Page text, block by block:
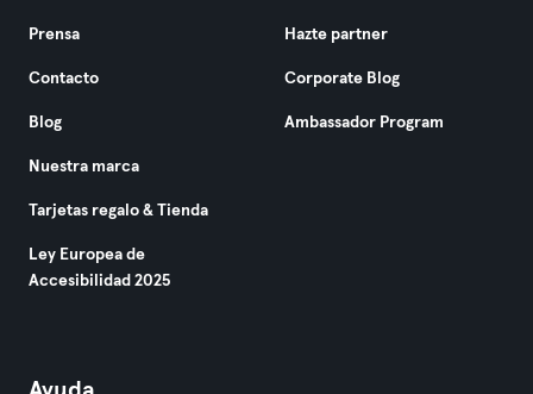
Prensa
Contacto
Blog
Nuestra marca
Tarjetas regalo & Tienda
Ley Europea de
Accesibilidad 2025
Hazte partner
Corporate Blog
Ambassador Program